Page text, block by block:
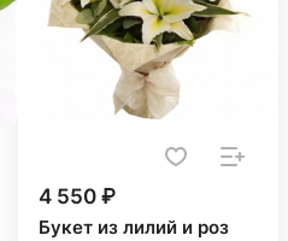
4 550 ₽
Букет из лилий и роз